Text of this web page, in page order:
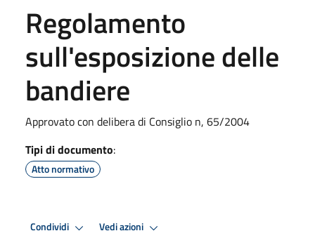
Regolamento
sull'esposizione delle
bandiere
Approvato con delibera di Consiglio n, 65/2004
Tipi di documento:
Atto normativo
Condividi Vedi azioni